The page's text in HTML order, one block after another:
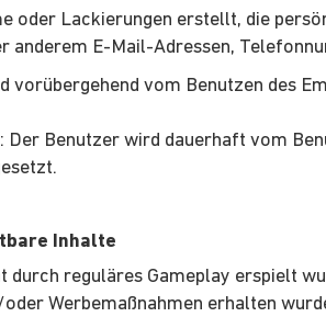
oder Lackierungen erstellt, die
E-Mail-Adressen,
vorübergehend vom Benutzen des
: Der Benutzer wird dauerhaft vom
Inhalte
durch reguläres Gameplay erspielt
Werbemaßnahmen erhalten